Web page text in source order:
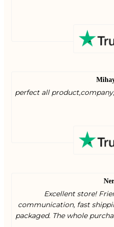
perfect all
Excellent store!
communication, fast
packaged. The whole